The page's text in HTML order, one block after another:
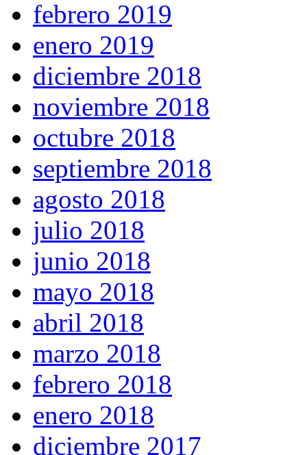
febrero 2019
enero 2019
diciembre 2018
noviembre 2018
octubre 2018
septiembre 2018
agosto 2018
julio 2018
junio 2018
mayo 2018
abril 2018
marzo 2018
febrero 2018
enero 2018
diciembre 2017